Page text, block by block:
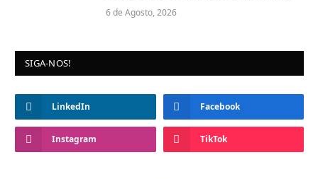
6 de Agosto, 2026
SIGA-NOS!
LinkedIn Facebook
Instagram TikTok